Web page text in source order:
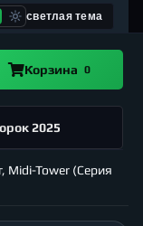
светлая тема
Корзина 0
2025
Midi-Tower (Серия